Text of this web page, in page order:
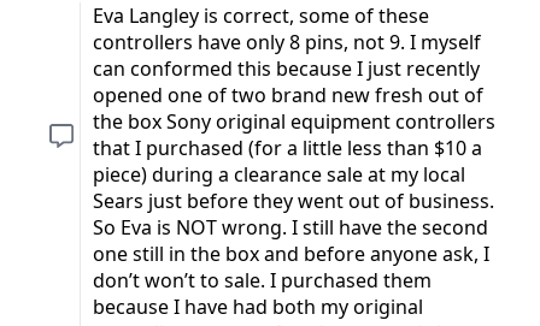
Eva Langley is correct, some of these
controllers have only 8 pins, not 9. I myself
can conformed this because I just recently
opened one of two brand new fresh out of
the box Sony original equipment controllers
that I purchased (for a little less than $10 a
piece) during a clearance sale at my local
Sears just before they went out of business.
So Eva is NOT wrong. I still have the second
one still in the box and before anyone ask, I
don’t won’t to sale. I purchased them
because I have had both my original